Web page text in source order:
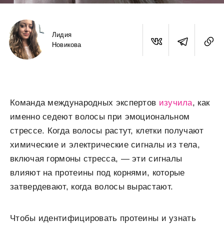
Лидия
Новикова
Команда международных экспертов изучила, как
именно седеют волосы при эмоциональном
стрессе. Когда волосы растут, клетки получают
химические и электрические сигналы из тела,
включая гормоны стресса, — эти сигналы
влияют на протеины под корнями, которые
затвердевают, когда волосы вырастают.
Чтобы идентифицировать протеины и узнать